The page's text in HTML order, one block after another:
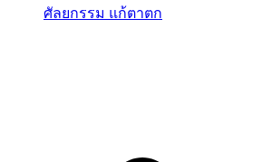
ศัลยกรรม แก้ตาตก